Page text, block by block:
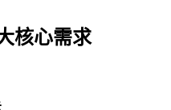
核心需求